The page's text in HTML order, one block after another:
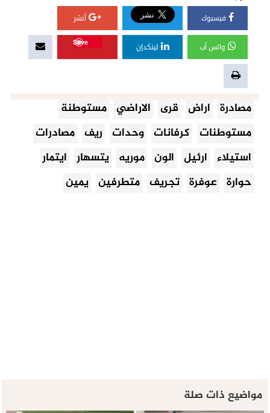
فيسبوك أنشر
واتس آب لينكدإن
Save
مصادرة اراض قرى الاراضي مستوطنة
مستوطنات كرفانات وحدات ريف مصادرات
استيلاء ارئيل الون موريه يتسهار ايتمار
حوارة عوفرة تجريف متطرفين يمين
مواضيع ذات صلة